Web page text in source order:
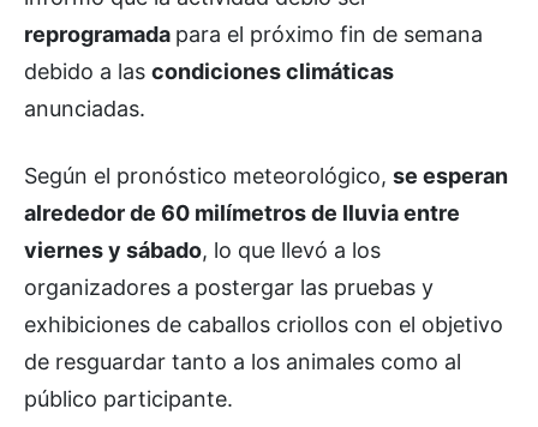
reprogramada para el próximo fin de semana
debido a las condiciones climáticas
anunciadas.
Según el pronóstico meteorológico, se esperan
alrededor de 60 milímetros de lluvia entre
viernes y sábado, lo que llevó a los
organizadores a postergar las pruebas y
exhibiciones de caballos criollos con el objetivo
de resguardar tanto a los animales como al
público participante.